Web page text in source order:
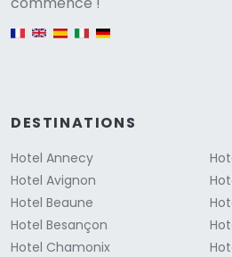
DESTINATIONS
Hotel Annecy
Hotel Avignon
Hotel Beaune
Hotel Besançon
Hotel Chamonix